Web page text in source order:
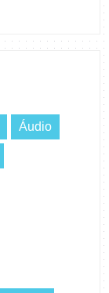
Áudio